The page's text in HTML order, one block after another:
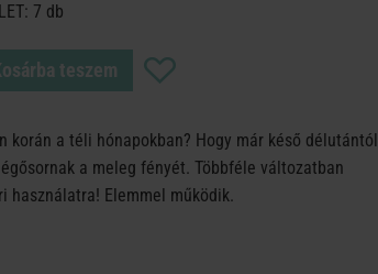
7 db
teszem
korán a téli hónapokban? Hogy már késő délutántól
a meleg fényét. Többféle változatban
használatra! Elemmel működik.